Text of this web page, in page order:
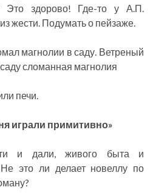
Это здорово! Где-то у А.П.
жести. Подумать о пейзаже.
магнолии в саду. Ветреный
сломанная магнолия
печи.
играли примитивно»
и дали, живого быта и
Не это ли делает новеллу по